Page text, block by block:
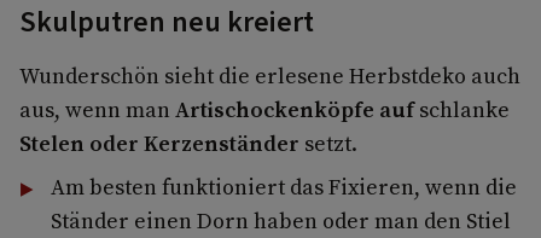
Skulputren neu kreiert
Wunderschön sieht die erlesene Herbstdeko auch
aus, wenn man Artischockenköpfe aufschlanke
Stelen oder Kerzenständer setzt.
Am besten funktioniert das Fixieren, wenn die
Ständer einen Dorn haben oder man den Stiel